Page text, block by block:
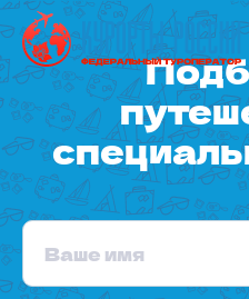
Ваше имя